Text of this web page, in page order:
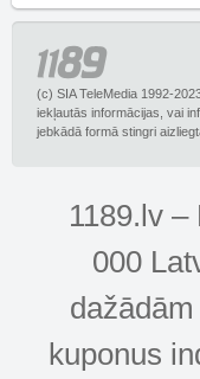
(c) SIA TeleMedia 1992-
iekļautās informācijas, vai
jebkādā formā stingri
1189.lv
000
kuponus